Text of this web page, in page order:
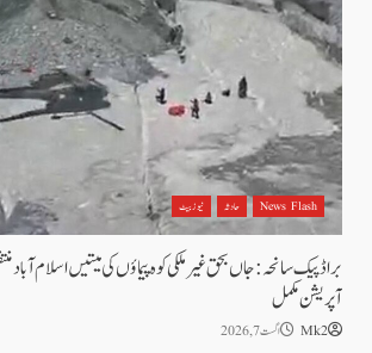
News Flash حادثہ نیوز بیٹ
براڈ پیک سانحہ: جاں بحق غیر ملکی کوہ پیماؤں کی میتیں اسلام آباد
آپریشن مکمل
Mk2 اگست 7, 2026